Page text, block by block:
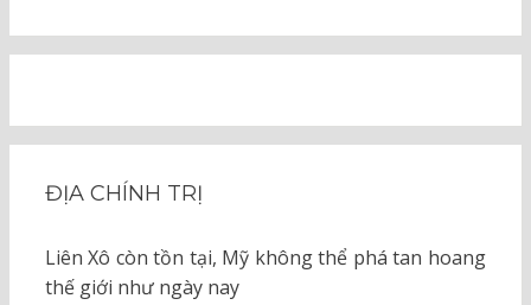
ĐỊA CHÍNH TRỊ
Liên Xô còn tồn tại, Mỹ không thể phá tan hoang
thế giới như ngày nay